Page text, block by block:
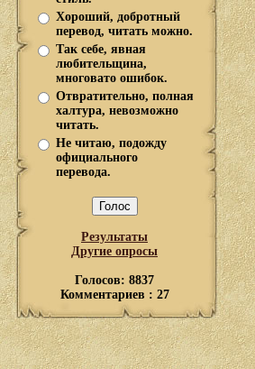
Хороший, добротный
перевод, читать можно.
Так себе, явная
любительщина,
многовато ошибок.
Отвратительно, полная
халтура, невозможно
читать.
Не читаю, подожду
официального
перевода.
Результаты
Другие опросы
Голосов: 8837
Комментариев : 27